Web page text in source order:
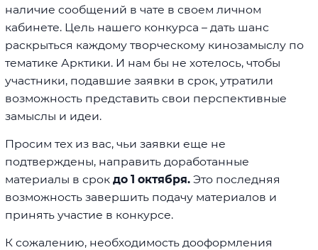
наличие сообщений в чате в своем личном
кабинете. Цель нашего конкурса – дать шанс
раскрыться каждому творческому кинозамыслу по
тематике Арктики. И нам бы не хотелось, чтобы
участники, подавшие заявки в срок, утратили
возможность представить свои перспективные
замыслы и идеи.
Просим тех из вас, чьи заявки еще не
подтверждены, направить доработанные
материалы в срок до 1 октября. Это последняя
возможность завершить подачу материалов и
принять участие в конкурсе.
К сожалению, необходимость дооформления